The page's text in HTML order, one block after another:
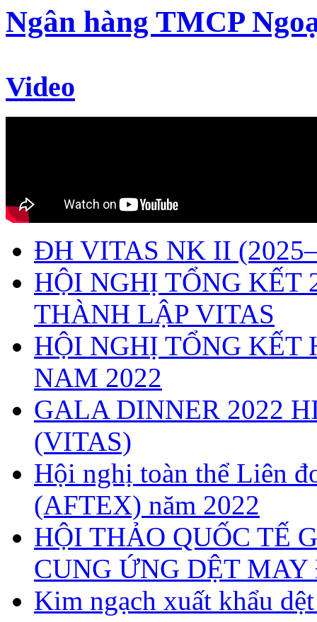
Ngân hàng TMCP
Video
ĐH VITAS NK II
HỘI NGHỊ TỔNG
THÀNH LẬP VITAS
HỘI NGHỊ TỔNG KẾT
NAM 2022
GALA DINNER 2022
(VITAS)
Hội nghị toàn thể Liên
(AFTEX) năm 2022
HỘI THẢO QUỐC TẾ
CUNG ỨNG DỆT
Kim ngạch xuất khẩu